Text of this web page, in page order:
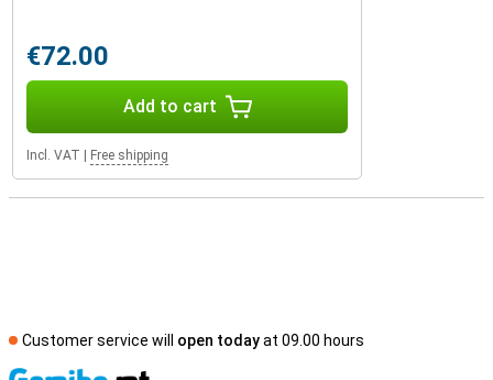
€72.00
Add to cart
Incl. VAT Free shipping
Customer service will open todayat 09.00 hours